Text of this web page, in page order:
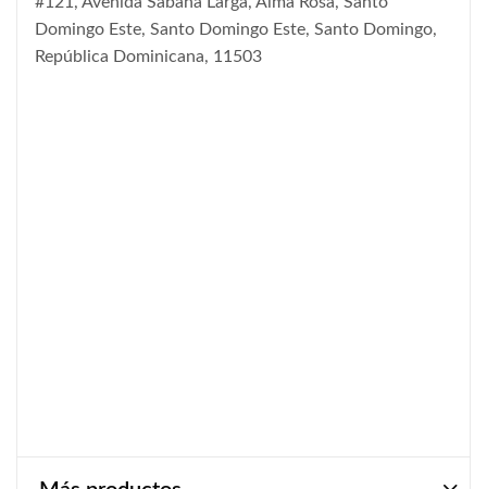
Domingo Este, Santo Domingo Este, Santo Domingo,
República Dominicana, 11503